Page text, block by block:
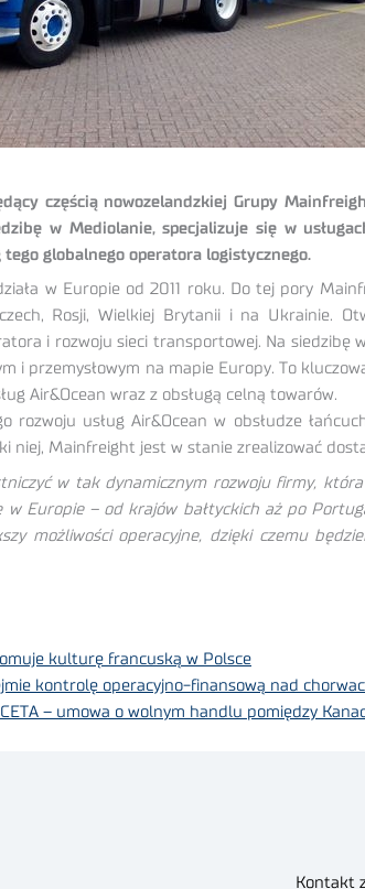
częścią nowozelandzkiej Grupy
w Mediolanie, specjalizuje się w
tego globalnego operatora logistycznego.
w Europie od 2011 roku. Do tej pory
Rosji, Wielkiej Brytanii i na Ukrainie.
i rozwoju sieci transportowej. Na
i przemysłowym na mapie Europy. To
Air&Ocean wraz z obsługą celną towarów.
rozwoju usług Air&Ocean w obsłudze
niej, Mainfreight jest w stanie zrealizować
w tak dynamicznym rozwoju firmy,
Europie – od krajów bałtyckich aż po
możliwości operacyjne, dzięki czemu
kulturę francuską w Polsce
kontrolę operacyjno-finansową nad
– umowa o wolnym handlu pomiędzy
Kontakt